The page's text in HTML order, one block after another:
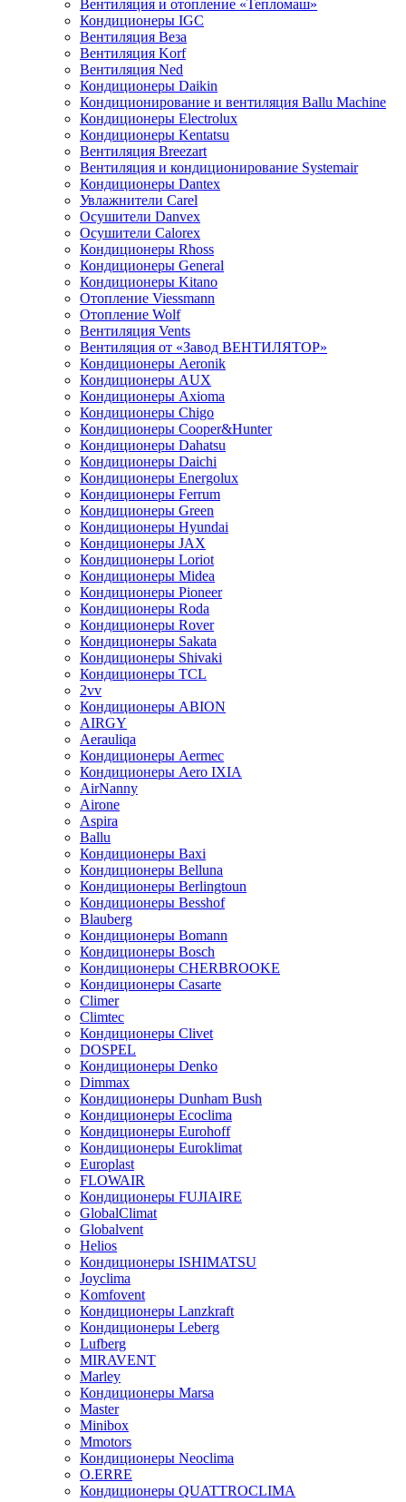
Вентиляция и отопление «Тепломаш»
Кондиционеры IGC
Вентиляция Веза
Вентиляция Korf
Вентиляция Ned
Кондиционеры Daikin
Кондиционирование и вентиляция Ballu Machine
Кондиционеры Electrolux
Кондиционеры Kentatsu
Вентиляция Breezart
Вентиляция и кондиционирование Systemair
Кондиционеры Dantex
Увлажнители Carel
Осушители Danvex
Осушители Calorex
Кондиционеры Rhoss
Кондиционеры General
Кондиционеры Kitano
Отопление Viessmann
Отопление Wolf
Вентиляция Vents
Вентиляция от «Завод ВЕНТИЛЯТОР»
Кондиционеры Aeronik
Кондиционеры AUX
Кондиционеры Axioma
Кондиционеры Chigo
Кондиционеры Cooper&Hunter
Кондиционеры Dahatsu
Кондиционеры Daichi
Кондиционеры Energolux
Кондиционеры Ferrum
Кондиционеры Green
Кондиционеры Hyundai
Кондиционеры JAX
Кондиционеры Loriot
Кондиционеры Midea
Кондиционеры Pioneer
Кондиционеры Roda
Кондиционеры Rover
Кондиционеры Sakata
Кондиционеры Shivaki
Кондиционеры TCL
2vv
Кондиционеры ABION
AIRGY
Aerauliqa
Кондиционеры Aermec
Кондиционеры Aero IXIA
AirNanny
Airone
Aspira
Ballu
Кондиционеры Baxi
Кондиционеры Belluna
Кондиционеры Berlingtoun
Кондиционеры Besshof
Blauberg
Кондиционеры Bomann
Кондиционеры Bosch
Кондиционеры CHERBROOKE
Кондиционеры Casarte
Climer
Climtec
Кондиционеры Clivet
DOSPEL
Кондиционеры Denko
Dimmax
Кондиционеры Dunham Bush
Кондиционеры Ecoclima
Кондиционеры Eurohoff
Кондиционеры Euroklimat
Europlast
FLOWAIR
Кондиционеры FUJIAIRE
GlobalClimat
Globalvent
Helios
Кондиционеры ISHIMATSU
Joyclima
Komfovent
Кондиционеры Lanzkraft
Кондиционеры Leberg
Lufberg
MIRAVENT
Marley
Кондиционеры Marsa
Master
Minibox
Mmotors
Кондиционеры Neoclima
O.ERRE
Кондиционеры QUATTROCLIMA